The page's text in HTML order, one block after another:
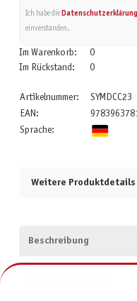
Ich habe die Datenschutzerklärung
einverstanden.
Im Warenkorb:
0
Im Rückstand:
0
Artikelnummer:
SYMDCC23
EAN:
Sprache:
Weitere Produktdetails
Beschreibung